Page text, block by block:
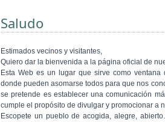
Saludo
Estimados vecinos y visitantes,
Quiero dar la bienvenida a la página oficial de
Esta Web es un lugar que sirve como
donde pueden asomarse todos para que nos
se pretende es establecer una comunicación
cumple el propósito de divulgar y promocionar a
Escopete un pueblo de acogida, alegre,